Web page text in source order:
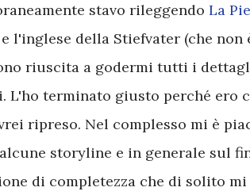
stavo rileggendo La
l'inglese della Stiefvater (che non
riuscita a godermi tutti i
L'ho terminato giusto perché ero
ripreso. Nel complesso mi è
storyline e in generale sul
di completezza che di solito